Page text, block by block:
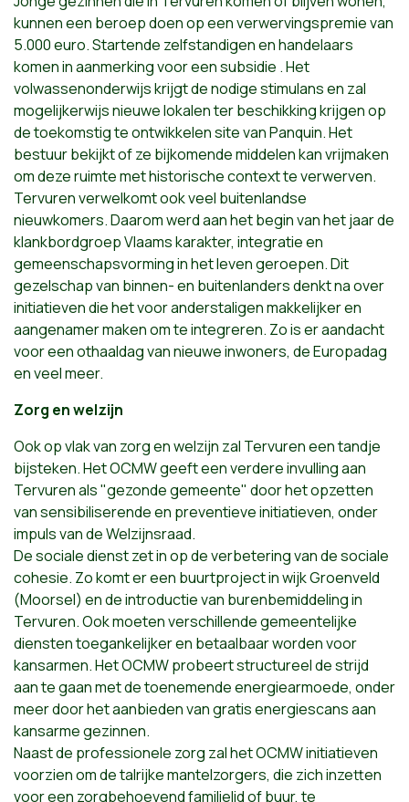
kunnen een beroep doen op een verwervingspremie van
5.000 euro. Startende zelfstandigen en handelaars
komen in aanmerking voor een subsidie . Het
volwassenonderwijs krijgt de nodige stimulans en zal
mogelijkerwijs nieuwe lokalen ter beschikking krijgen op
de toekomstig te ontwikkelen site van Panquin. Het
bestuur bekijkt of ze bijkomende middelen kan vrijmaken
om deze ruimte met historische context te verwerven.
Tervuren verwelkomt ook veel buitenlandse
nieuwkomers. Daarom werd aan het begin van het jaar de
klankbordgroep Vlaams karakter, integratie en
gemeenschapsvorming in het leven geroepen. Dit
gezelschap van binnen- en buitenlanders denkt na over
initiatieven die het voor anderstaligen makkelijker en
aangenamer maken om te integreren. Zo is er aandacht
voor een othaaldag van nieuwe inwoners, de Europadag
en veel meer.
Zorg en welzijn
Ook op vlak van zorg en welzijn zal Tervuren een tandje
bijsteken. Het OCMW geeft een verdere invulling aan
Tervuren als "gezonde gemeente" door het opzetten
van sensibiliserende en preventieve initiatieven, onder
impuls van de Welzijnsraad.
De sociale dienst zet in op de verbetering van de sociale
cohesie. Zo komt er een buurtproject in wijk Groenveld
(Moorsel) en de introductie van burenbemiddeling in
Tervuren. Ook moeten verschillende gemeentelijke
diensten toegankelijker en betaalbaar worden voor
kansarmen. Het OCMW probeert structureel de strijd
aan te gaan met de toenemende energiearmoede, onder
meer door het aanbieden van gratis energiescans aan
kansarme gezinnen.
Naast de professionele zorg zal het OCMW initiatieven
voorzien om de talrijke mantelzorgers, die zich inzetten
voor een zorgbehoevend familielid of buur, te